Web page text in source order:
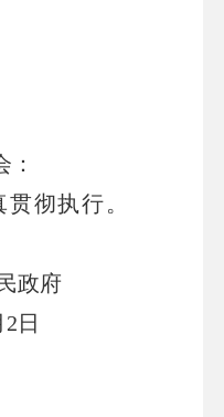
：
彻执行。
民政府
2月2日